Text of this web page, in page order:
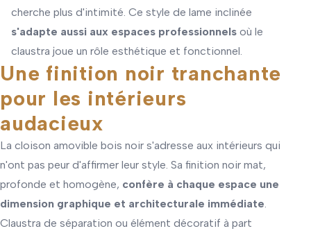
cherche plus d'intimité. Ce style de lame inclinée
s'adapte aussi aux espaces professionnels où le
claustra joue un rôle esthétique et fonctionnel.
Une finition noir tranchante
pour les intérieurs
audacieux
La cloison amovible bois noir s'adresse aux intérieurs qui
n'ont pas peur d'affirmer leur style. Sa finition noir mat,
profonde et homogène, confère à chaque espace une
dimension graphique et architecturale immédiate
Claustra de séparation ou élément décoratif à part